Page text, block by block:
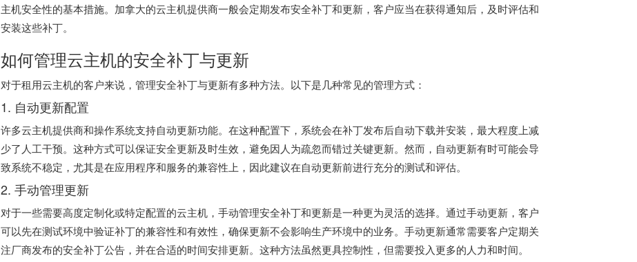
主机安全性的基本措施。加拿大的云主机提供商一般会定期发布安全补丁和更新，客户应当在获得通知后，及时评估和
安装这些补丁。
如何管理云主机的安全补丁与更新
对于租用云主机的客户来说，管理安全补丁与更新有多种方法。以下是几种常见的管理方式：
1. 自动更新配置
许多云主机提供商和操作系统支持自动更新功能。在这种配置下，系统会在补丁发布后自动下载并安装，最大程度上减
少了人工干预。这种方式可以保证安全更新及时生效，避免因人为疏忽而错过关键更新。然而，自动更新有时可能会导
致系统不稳定，尤其是在应用程序和服务的兼容性上，因此建议在自动更新前进行充分的测试和评估。
2. 手动管理更新
对于一些需要高度定制化或特定配置的云主机，手动管理安全补丁和更新是一种更为灵活的选择。通过手动更新，客户
可以先在测试环境中验证补丁的兼容性和有效性，确保更新不会影响生产环境中的业务。手动更新通常需要客户定期关
注厂商发布的安全补丁公告，并在合适的时间安排更新。这种方法虽然更具控制性，但需要投入更多的人力和时间。